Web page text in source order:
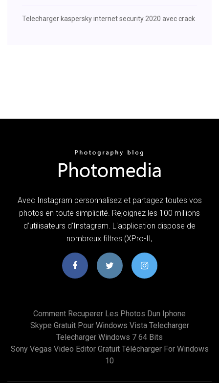
Telecharger kaspersky internet security 2020 avec crack
Avec Instagram personnalisez et partagez toutes vos
photos en toute simplicité. Rejoignez les 100 millions
d’utilisateurs d'Instagram. L'application dispose de
nombreux filtres (XPro-II,
Comment Recuperer Les Photos Dun Iphone
Skype Gratuit Pour Windows Vista Telecharger
Telecharger Windows 7 64 Bits
Sony Vegas Video Editor Gratuit Télécharger For Windows
10